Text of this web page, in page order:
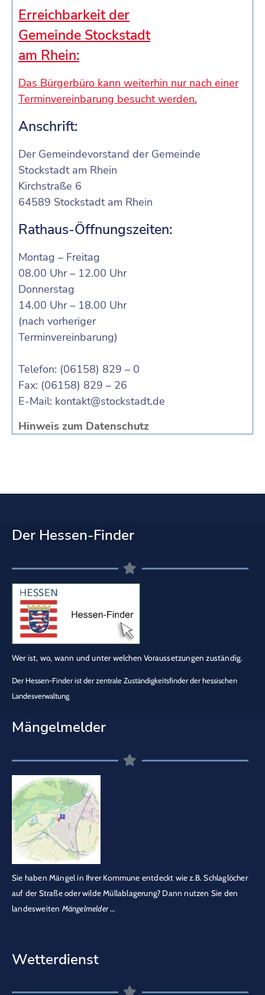
Erreichbarkeit der
Gemeinde Stockstadt
am Rhein:
Das Bürgerbüro kann weiterhin nur nach einer
Terminvereinbarung besucht werden.
Anschrift:
Der Gemeindevorstand der Gemeinde
Stockstadt am Rhein
Kirchstraße 6
64589 Stockstadt am Rhein
Rathaus-Öffnungszeiten:
Montag – Freitag
08.00 Uhr – 12.00 Uhr
Donnerstag
14.00 Uhr – 18.00 Uhr
(nach vorheriger
Terminvereinbarung)
Telefon: (06158) 829 – 0
Fax: (06158) 829 – 26
E-Mail: kontakt@stockstadt.de
Hinweis zum Datenschutz
Der Hessen-Finder
Wer ist, wo, wann und unter welchen Voraussetzungen zuständig.
Der Hessen-Finder ist der zentrale Zuständigkeitsfinder der hessischen
Landesverwaltung
Mängelmelder
Sie haben Mängel in Ihrer Kommune entdeckt wie z.B. Schlaglöcher
auf der Straße oder wilde Müllablagerung? Dann nutzen Sie den
landesweiten Mängelmelder…
Wetterdienst